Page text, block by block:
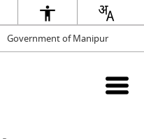
Government of Manipur